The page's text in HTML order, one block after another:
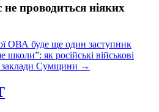
проводиться ніяких
ОВА буде ще один заступник
як російські військові
заклади Сумщини →